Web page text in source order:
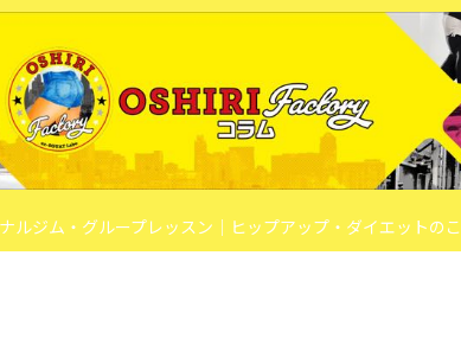
ルジム・グループレッスン｜ヒップアップ・ダイエットの